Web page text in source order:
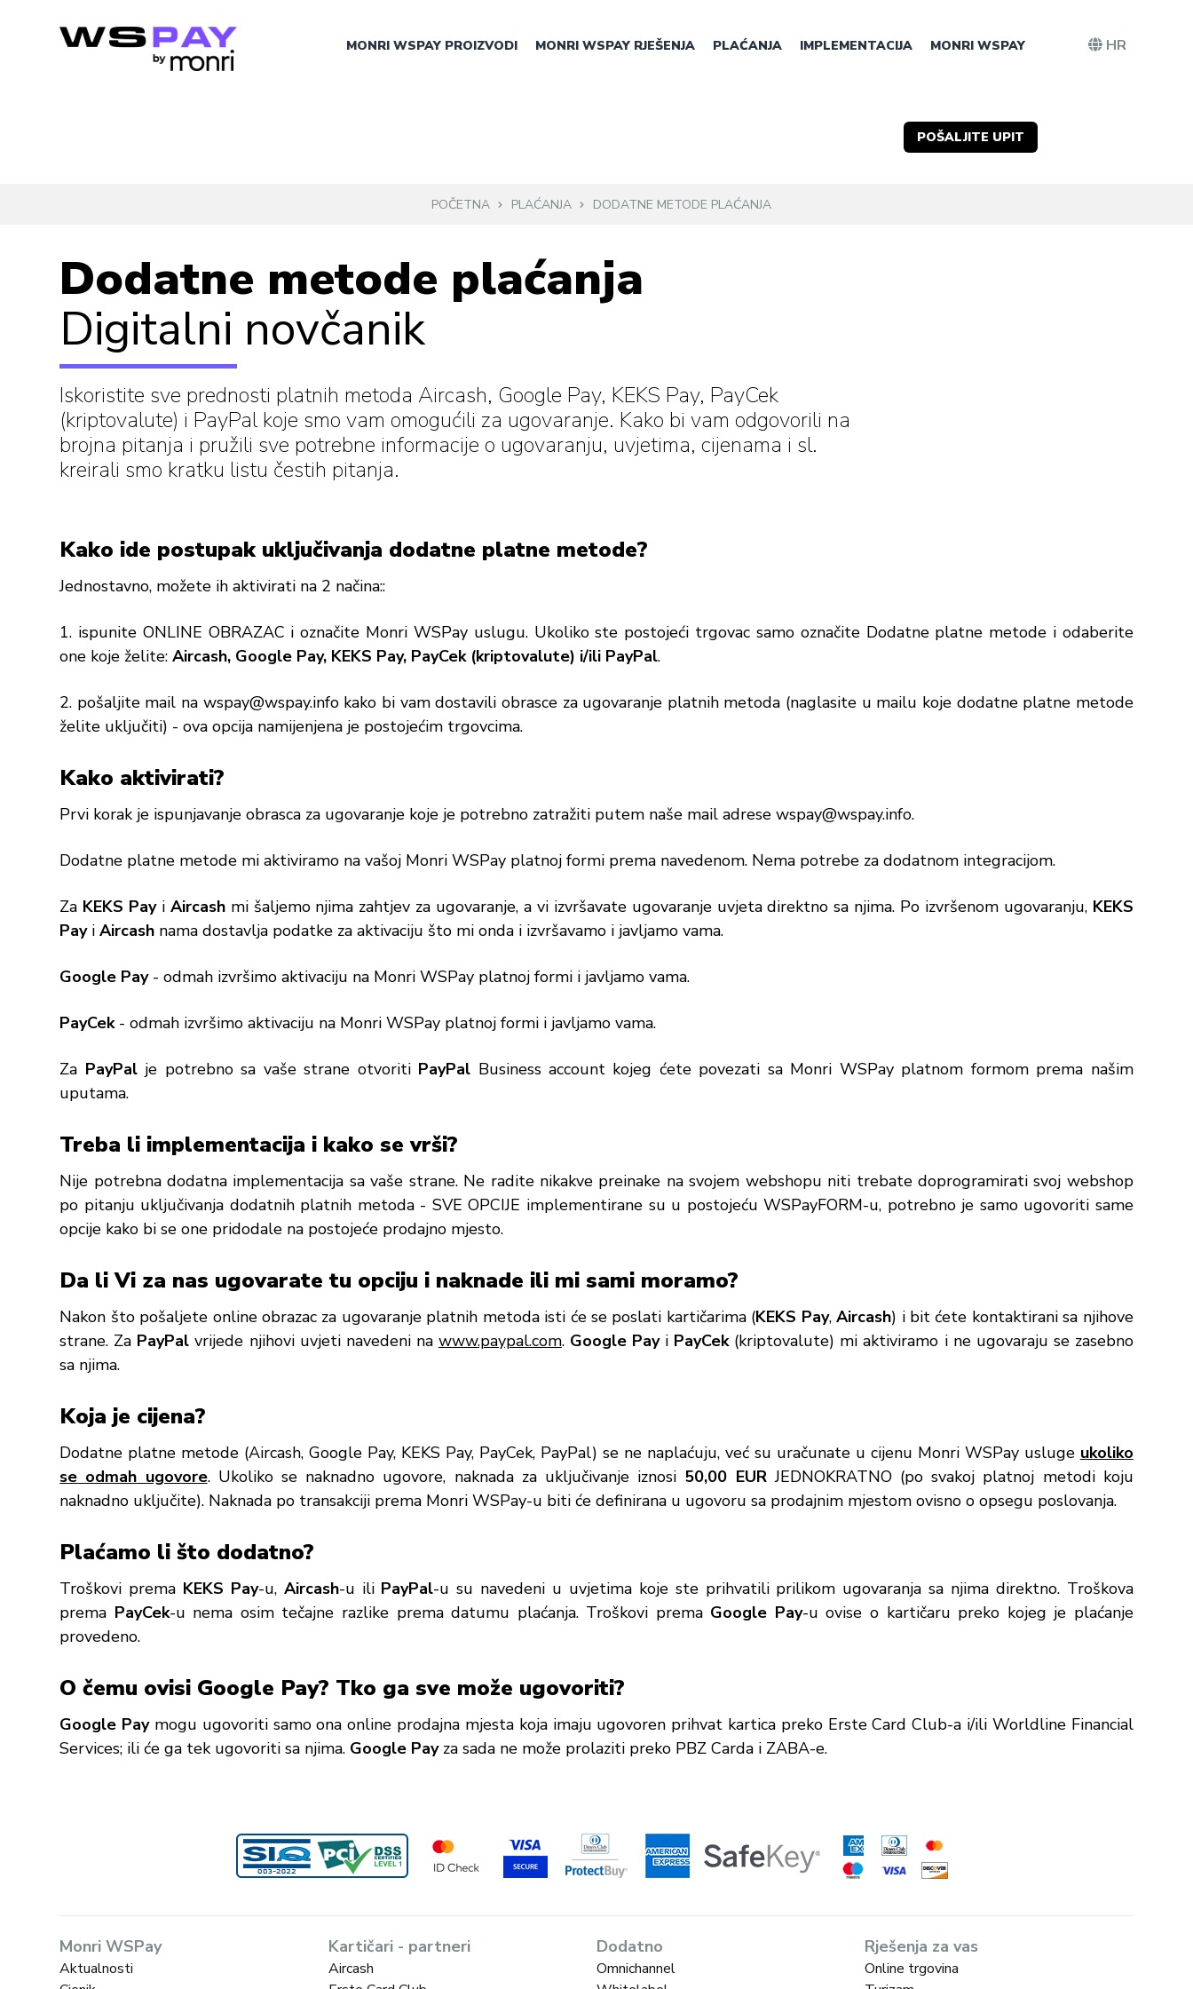
MONRI WSPAY PROIZVODI MONRI WSPAY RJEŠENJA PLAĆANJA IMPLEMENTACIJA MONRI WSPAY
POŠALJITE UPIT
HR
POČETNA PLAĆANJA DODATNE METODE PLAĆANJA
Dodatne metode plaćanja
Digitalni novčanik
Iskoristite sve prednosti platnih metoda Aircash, Google Pay, KEKS Pay, PayCek
(kriptovalute) i PayPal koje smo vam omogućili za ugovaranje. Kako bi vam odgovorili na
brojna pitanja i pružili sve potrebne informacije o ugovaranju, uvjetima, cijenama i sl.
kreirali smo kratku listu čestih pitanja.
Kako ide postupak uključivanja dodatne platne metode?
Jednostavno, možete ih aktivirati na 2 načina::
1. ispunite ONLINE OBRAZAC i označite Monri WSPay uslugu. Ukoliko ste postojeći trgovac samo označite Dodatne platne metode i odaberite
one koje želite:Aircash, Google Pay, KEKS Pay, PayCek (kriptovalute) i/ili PayPal.
2. pošaljite mail na wspay@wspay.infokako bi vam dostavili obrasce za ugovaranje platnih metoda (naglasite u mailu koje dodatne platne metode
želite uključiti) - ova opcija namijenjena je postojećim trgovcima.
Kako aktivirati?
Prvi korak je ispunjavanje obrasca za ugovaranje koje je potrebno zatražiti putem naše mail adresewspay@wspay.info.
Dodatne platne metode mi aktiviramo na vašoj Monri WSPay platnoj formi prema navedenom. Nema potrebe za dodatnom integracijom.
Za KEKS Payi Aircashmi šaljemo njima zahtjev za ugovaranje, a vi izvršavate ugovaranje uvjeta direktno sa njima. Po izvršenom ugovaranju, KEKS
PayiAircash nama dostavlja podatke za aktivaciju što mi onda i izvršavamo i javljamo vama.
Google Pay- odmah izvršimo aktivaciju na Monri WSPay platnoj formi i javljamo vama.
PayCek- odmah izvršimo aktivaciju na Monri WSPay platnoj formi i javljamo vama.
Za PayPalje potrebno sa vaše strane otvoriti PayPal Business account kojeg ćete povezati sa Monri WSPay platnom formom prema našim
uputama.
Treba li implementacija i kako se vrši?
Nije potrebna dodatna implementacija sa vaše strane. Ne radite nikakve preinake na svojem webshopu niti trebate doprogramirati svoj webshop
po pitanju uključivanja dodatnih platnih metoda - SVE OPCIJE implementirane su u postojeću WSPayFORM-u, potrebno je samo ugovoriti same
opcije kako bi se one pridodale na postojeće prodajno mjesto.
Da li Vi za nas ugovarate tu opciju i naknade ili mi sami moramo?
Nakon što pošaljete online obrazac za ugovaranje platnih metoda isti će se poslati kartičarima (KEKS Pay,Aircash) i bit ćete kontaktirani sa njihove
strane. Za PayPal vrijede njihovi uvjeti navedeni na www.paypal.com. Google Payi PayCek(kriptovalute) mi aktiviramo i ne ugovaraju se zasebno
sa njima.
Koja je cijena?
Dodatne platne metode (Aircash, Google Pay, KEKS Pay, PayCek, PayPal) se ne naplaćuju, već su uračunate u cijenu Monri WSPay usluge ukoliko
se odmah ugovore. Ukoliko se naknadno ugovore, naknada za uključivanje iznosi 50,00 EURJEDNOKRATNO (po svakoj platnoj metodi koju
naknadno uključite). Naknada po transakciji prema Monri WSPay-u biti će definirana u ugovoru sa prodajnim mjestom ovisno o opsegu poslovanja.
Plaćamo li što dodatno?
Troškovi prema KEKS Pay-u, Aircash-u ili PayPal-u su navedeni u uvjetima koje ste prihvatili prilikom ugovaranja sa njima direktno. Troškova
prema PayCek-u nema osim tečajne razlike prema datumu plaćanja. Troškovi prema Google Pay-u ovise o kartičaru preko kojeg je plaćanje
provedeno.
O čemu ovisi Google Pay? Tko ga sve može ugovoriti?
Google Paymogu ugovoriti samo ona online prodajna mjesta koja imaju ugovoren prihvat kartica preko Erste Card Club-a i/ili Worldline Financial
Services; ili će ga tek ugovoriti sa njima. Google Payza sada ne može prolaziti preko PBZ Carda i ZABA-e.
Monri WSPay
Aktualnosti
Kartičari - partneri
Aircash
Dodatno
Omnichannel
Rješenja za vas
Online trgovina